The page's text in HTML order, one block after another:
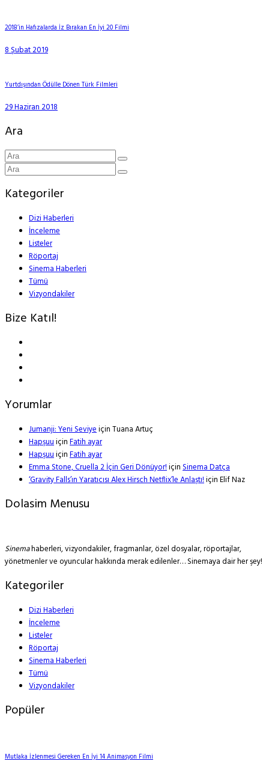
2018’in Hafızalarda İz Bırakan En İyi 20 Filmi
8 Şubat 2019
Yurtdışından Ödülle Dönen Türk Filmleri
29 Haziran 2018
Ara
Kategoriler
Dizi Haberleri
İnceleme
Listeler
Röportaj
Sinema Haberleri
Tümü
Vizyondakiler
Bize Katıl!
Yorumlar
Jumanji: Yeni SeviyeiçinTuana Artuç
HapşuuiçinFatih ayar
HapşuuiçinFatih ayar
Emma Stone, Cruella 2 İçin Geri Dönüyor!içinSinema Datça
‘Gravity Falls’ın Yaratıcısı Alex Hirsch Netflix’le Anlaştı!içinElif Naz
Dolasim Menusu
Sinemahaberleri, vizyondakiler, fragmanlar, özel dosyalar, röportajlar,
yönetmenler ve oyuncular hakkında merak edilenler… Sinemaya dair her şey!
Kategoriler
Dizi Haberleri
İnceleme
Listeler
Röportaj
Sinema Haberleri
Tümü
Vizyondakiler
Popüler
Mutlaka İzlenmesi Gereken En İyi 14 Animasyon Filmi